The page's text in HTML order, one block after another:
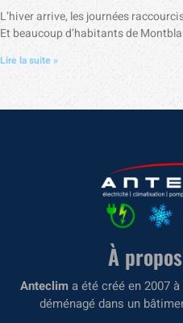
L’hiver arrive, les journées
Et beaucoup d’habitants de
Lire la suite »
À
Anteclim a été créé en 2007
déménagé dans un